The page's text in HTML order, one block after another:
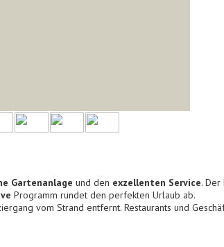
Gartenanlage und den exzellenten Service.
Programm rundet den perfekten Urlaub ab.
vom Strand entfernt. Restaurants und